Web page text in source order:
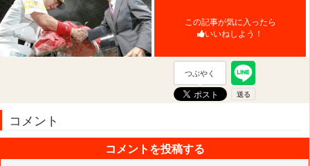
この記事が気に入ったら
いいねしよう！
つぶやく
コメント
コメントを投稿する